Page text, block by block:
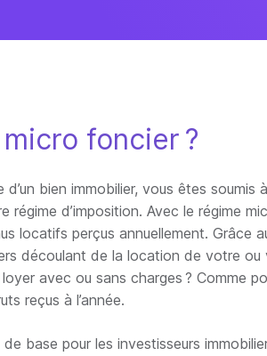
foncier ?
bien immobilier, vous êtes soumis
d’imposition. Avec le régime
locatifs perçus annuellement. Grâce
découlant de la location de votre ou
avec ou sans charges ? Comme
reçus à l’année.
base pour les investisseurs